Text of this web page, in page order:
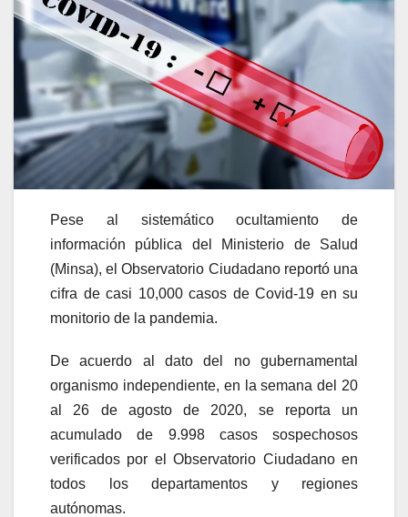
Pese al sistemático ocultamiento de
información pública del Ministerio de Salud
(Minsa), el Observatorio Ciudadano reportó una
cifra de casi 10,000 casos de Covid-19 en su
monitorio de la pandemia.
De acuerdo al dato del no gubernamental
organismo independiente, en la semana del 20
al 26 de agosto de 2020, se reporta un
acumulado de 9.998 casos sospechosos
verificados por el Observatorio Ciudadano en
todos los departamentos y regiones
autónomas.